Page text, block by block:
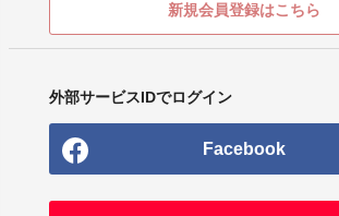
新規会員登録はこちら
外部サービスIDでログイン
Facebook